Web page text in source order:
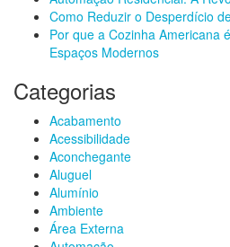
Como Reduzir o Desperdício
Por que a Cozinha Americana
Espaços Modernos
Categorias
Acabamento
Acessibilidade
Aconchegante
Aluguel
Alumínio
Ambiente
Área Externa